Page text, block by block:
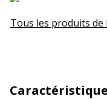
Tous les produits de